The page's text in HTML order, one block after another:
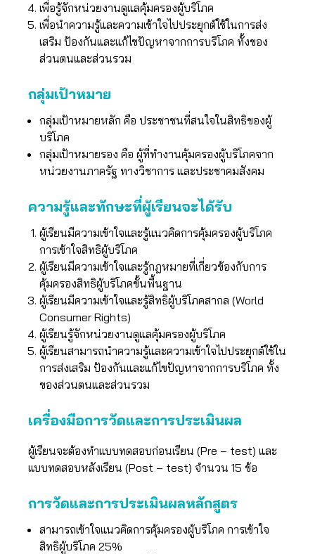
เพื่อรู้จักหน่วยงานดูแลคุ้มครองผู้บริโภค
เพื่อนำความรู้และความเข้าใจไปประยุกต์ใช้ในการส่ง
เสริม ป้องกันและแก้ไขปัญหาจากการบริโภค ทั้งของ
ส่วนตนและส่วนรวม
กลุ่มเป้าหมาย
กลุ่มเป้าหมายหลัก คือ ประชาชนที่สนใจในสิทธิของผู้
บริโภค
กลุ่มเป้าหมายรอง คือ ผู้ที่ทำงานคุ้มครองผู้บริโภคจาก
หน่วยงานภาครัฐ ทางวิชาการ และประชาคมสังคม
ความรู้และทักษะที่ผู้เรียนจะได้รับ
ผู้เรียนมีความเข้าใจและรู้แนวคิดการคุ้มครองผู้บริโภค
การเข้าใจสิทธิผู้บริโภค
ผู้เรียนมีความเข้าใจและรู้กฎหมายที่เกี่ยวข้องกับการ
คุ้มครองสิทธิผู้บริโภคขั้นพื้นฐาน
ผู้เรียนมีความเข้าใจและรู้สิทธิผู้บริโภคสากล (World
Consumer Rights)
ผู้เรียนรู้จักหน่วยงานดูแลคุ้มครองผู้บริโภค
ผู้เรียนสามารถนำความรู้และความเข้าใจไปประยุกต์ใช้ใน
การส่งเสริม ป้องกันและแก้ไขปัญหาจากการบริโภค ทั้ง
ของส่วนตนและส่วนรวม
เครื่องมือการวัดและการประเมินผล
ผู้เรียนจะต้องทำแบบทดสอบก่อนเรียน (Pre – test) และ
แบบทดสอบหลังเรียน (Post – test) จำนวน 15 ข้อ
การวัดและการประเมินผลหลักสูตร
สามารถเข้าใจแนวคิดการคุ้มครองผู้บริโภค การเข้าใจ
สิทธิผู้บริโภค 25%